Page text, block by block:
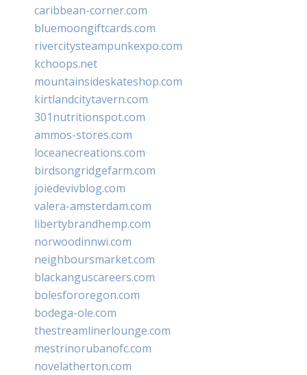
caribbean-corner.com
bluemoongiftcards.com
rivercitysteampunkexpo.com
kchoops.net
mountainsideskateshop.com
kirtlandcitytavern.com
301nutritionspot.com
ammos-stores.com
loceanecreations.com
birdsongridgefarm.com
joiedevivblog.com
valera-amsterdam.com
libertybrandhemp.com
norwoodinnwi.com
neighboursmarket.com
blackanguscareers.com
bolesfororegon.com
bodega-ole.com
thestreamlinerlounge.com
mestrinorubanofc.com
novelatherton.com